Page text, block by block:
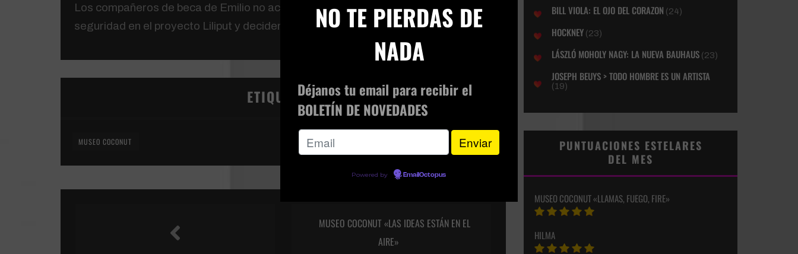
Los compañeros de beca de Emilio no acaban de entender que hace un guardia de
seguridad en el proyecto Liliput y deciden burlarse de él.
ETIQUETAS:
MUSEO COCONUT
MUSEO COCONUT «LAS IDEAS ESTÁN EN EL
AIRE»
BILL VIOLA: EL OJO DEL CORAZON (24)
HOCKNEY (23)
LÁSZLÓ MOHOLY NAGY: LA NUEVA BAUHAUS (23)
JOSEPH BEUYS > TODO HOMBRE ES UN ARTISTA
(19)
PUNTUACIONES ESTELARES
DEL MES
MUSEO COCONUT «LLAMAS, FUEGO, FIRE»
HILMA
NO TE PIERDAS DE
NADA
Déjanos tu email para recibir el
BOLETÍN DE NOVEDADES
Powered by EmailOctopus